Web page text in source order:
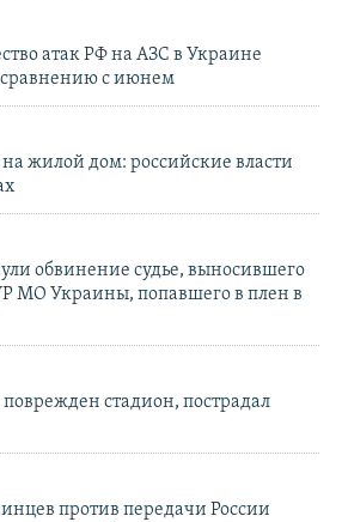
атак РФ на АЗС в Украине
сравнению с июнем
жилой дом: российские власти
обвинение судье, выносившего
МО Украины, попавшего в плен в
стадион, пострадал
против передачи России